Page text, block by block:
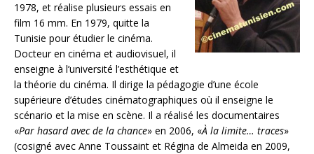
1978, et réalise plusieurs essais en
film 16 mm. En 1979, quitte la
Tunisie pour étudier le cinéma.
Docteur en cinéma et audiovisuel, il
enseigne à l’université l’esthétique et
la théorie du cinéma. Il dirige la pédagogie d’une école
supérieure d’études cinématographiques où il enseigne le
scénario et la mise en scène. Il a réalisé les documentaires
«Par hasard avec de la chance» en 2006, «À la limite… traces»
(cosigné avec Anne Toussaint et Régina de Almeida en 2009,